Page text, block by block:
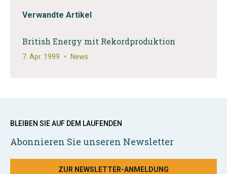
Verwandte Artikel
British Energy mit Rekordproduktion
7. Apr. 1999 • News
BLEIBEN SIE AUF DEM LAUFENDEN
Abonnieren Sie unseren Newsletter
ZUR NEWSLETTER-ANMELDUNG